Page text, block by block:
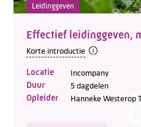
Leidinggeven
Effectief leidinggeven,
Korte introductie
Locatie Incompany
Duur 5 dagdelen
Opleider Hanneke Westerop